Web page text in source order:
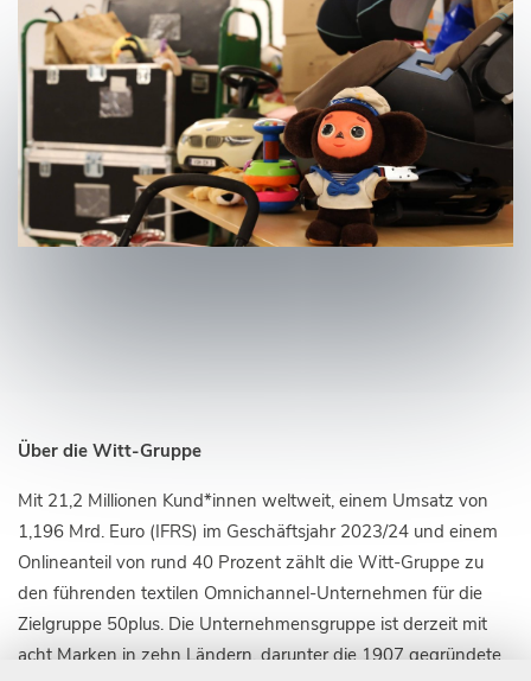
Über die Witt-Gruppe
Mit 21,2 Millionen Kund*innen weltweit, einem Umsatz von
1,196 Mrd. Euro (IFRS) im Geschäftsjahr 2023/24 und einem
Onlineanteil von rund 40 Prozent zählt die Witt-Gruppe zu
den führenden textilen Omnichannel-Unternehmen für die
Zielgruppe 50plus. Die Unternehmensgruppe ist derzeit mit
acht Marken in zehn Ländern, darunter die 1907 gegründete